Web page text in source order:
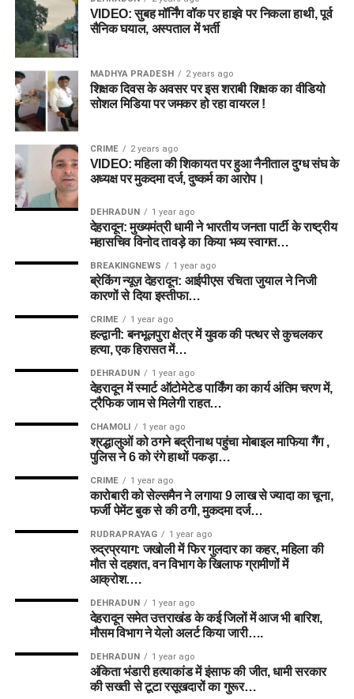
VIDEO: सुबह मॉर्निंग वॉक पर हाइवे पर निकला हाथी, पूर्व
सैनिक घयाल, अस्पताल में भर्ती
MADHYA PRADESH 2 years ago
शिक्षक दिवस के अवसर पर इस शराबी शिक्षक का वीडियो
सोशल मिडिया पर जमकर हो रहा वायरल !
CRIME 2 years ago
VIDEO: महिला की शिकायत पर हुआ नैनीताल दुग्ध संघ के
अध्यक्ष पर मुकदमा दर्ज, दुष्कर्म का आरोप।
DEHRADUN 1 year ago
देहरादून: मुख्यमंत्री धामी ने भारतीय जनता पार्टी के राष्ट्रीय
महासचिव विनोद तावड़े का किया भव्य स्वागत…
BREAKINGNEWS 1 year ago
ब्रेकिंग न्यूज़ देहरादून: आईपीएस रचिता जुयाल ने निजी
कारणों से दिया इस्तीफा…
CRIME 1 year ago
हल्द्वानी: बनभूलपुरा क्षेत्र में युवक की पत्थर से कुचलकर
हत्या, एक हिरासत में…
DEHRADUN 1 year ago
देहरादून में स्मार्ट ऑटोमेटेड पार्किंग का कार्य अंतिम चरण में,
ट्रैफिक जाम से मिलेगी राहत…
CHAMOLI 1 year ago
श्रद्धालुओं को ठगने बद्रीनाथ पहुंचा मोबाइल माफिया गैंग ,
पुलिस ने 6 को रंगे हाथों पकड़ा…
CRIME 1 year ago
कारोबारी को सेल्समैन ने लगाया 9 लाख से ज्यादा का चूना,
फर्जी पेमेंट बुक से की ठगी, मुकदमा दर्ज…
RUDRAPRAYAG 1 year ago
रुद्रप्रयाग: जखोली में फिर गुलदार का कहर, महिला की
मौत से दहशत, वन विभाग के खिलाफ ग्रामीणों में
आक्रोश….
DEHRADUN 1 year ago
देहरादून समेत उत्तराखंड के कई जिलों में आज भी बारिश,
मौसम विभाग ने येलो अलर्ट किया जारी….
DEHRADUN 1 year ago
अंकिता भंडारी हत्याकांड में इंसाफ की जीत, धामी सरकार
की सख्ती से टूटा रसूखदारों का गुरूर…